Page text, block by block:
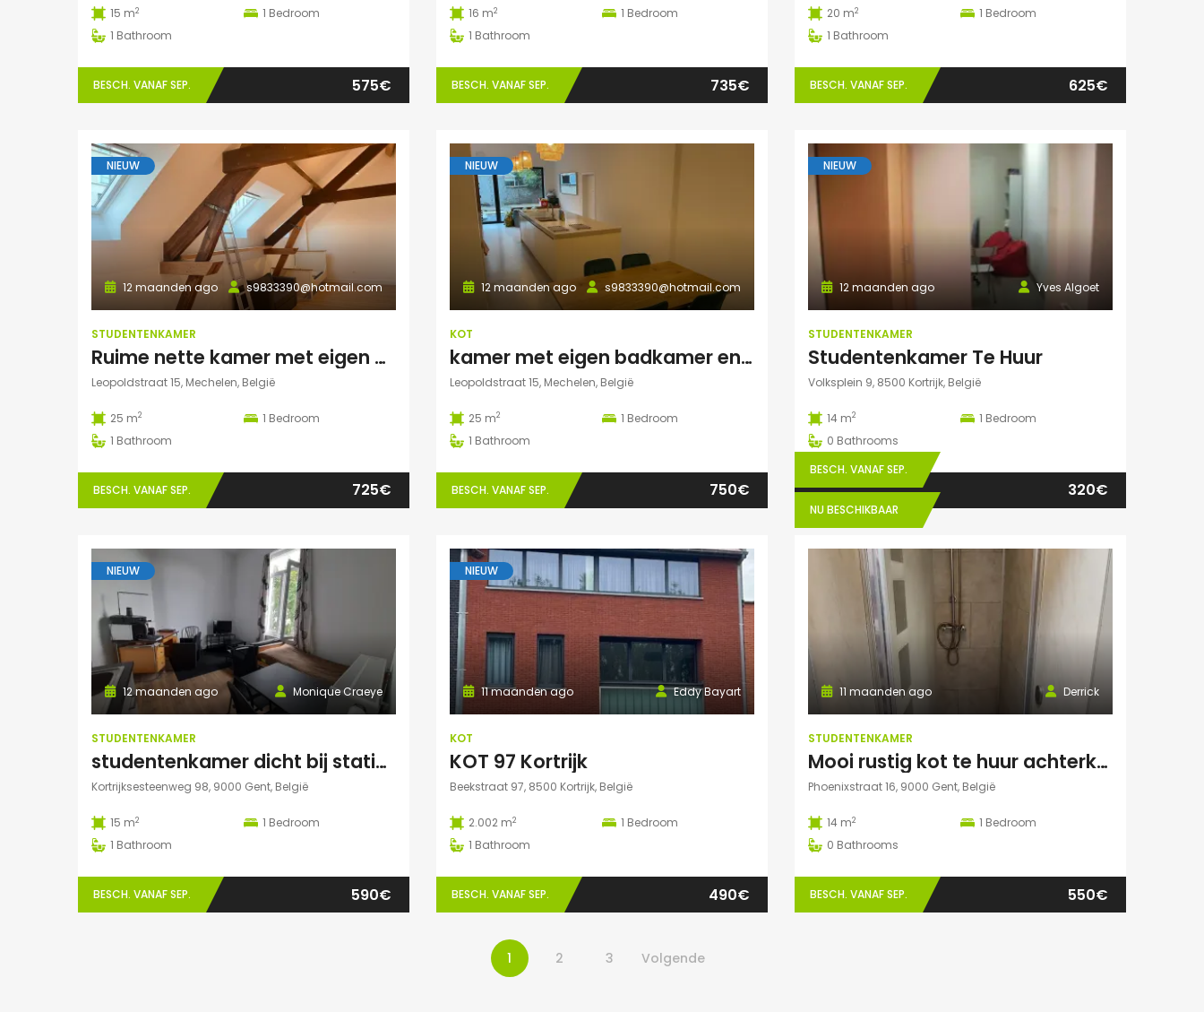
15 m2 1 Bedroom
1 Bathroom
BESCH. VANAF SEP. 575€
16 m2 1 Bedroom
1 Bathroom
BESCH. VANAF SEP. 735€
20 m2 1 Bedroom
1 Bathroom
BESCH. VANAF SEP. 625€
NIEUW
s9833390@hotmail.com
12 maanden ago
STUDENTENKAMER
Ruime nette kamer met eigen badkamer en veel lichtinval
Leopoldstraat 15, Mechelen, België
25 m2 1 Bedroom
1 Bathroom
BESCH. VANAF SEP. 725€
NIEUW
s9833390@hotmail.com
12 maanden ago
KOT
kamer met eigen badkamer en TERRAS
Leopoldstraat 15, Mechelen, België
25 m2 1 Bedroom
1 Bathroom
BESCH. VANAF SEP. 750€
NIEUW
Yves Algoet
12 maanden ago
STUDENTENKAMER
Studentenkamer Te Huur
Volksplein 9, 8500 Kortrijk, België
14 m2 1 Bedroom
0 Bathrooms
BESCH. VANAF SEP.
NU BESCHIKBAAR
320€
NIEUW
Monique Craeye
12 maanden ago
STUDENTENKAMER
studentenkamer dicht bij station en Citadelpark centraal gelegen
Kortrijksesteenweg 98, 9000 Gent, België
15 m2 1 Bedroom
1 Bathroom
BESCH. VANAF SEP. 590€
NIEUW
Eddy Bayart
11 maanden ago
KOT
KOT 97 Kortrijk
Beekstraat 97, 8500 Kortrijk, België
2.002 m2 1 Bedroom
1 Bathroom
BESCH. VANAF SEP. 490€
Derrick
11 maanden ago
STUDENTENKAMER
Mooi rustig kot te huur achterkant gebouw
Phoenixstraat 16, 9000 Gent, België
14 m2 1 Bedroom
0 Bathrooms
BESCH. VANAF SEP. 550€
1 2 3 Volgende